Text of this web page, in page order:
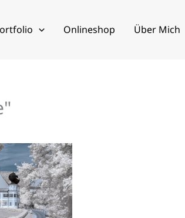
Onlineshop Über Mich